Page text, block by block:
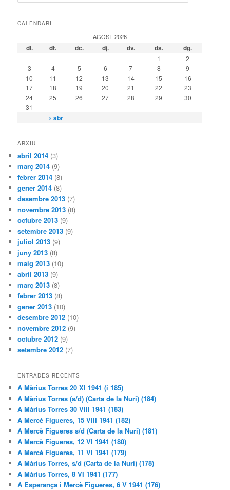
CALENDARI
AGOST 2026
dl. dt. dc. dj. dv. ds. dg.
« abr
1
2
3
4 5 6 7 8
9
10
11 12 13 14 15
16
17
18 19 20 21 22
23
24
25 26 27 28 29
30
31
ARXIU
abril 2014 (3)
març 2014 (9)
febrer 2014 (8)
gener 2014 (8)
desembre 2013 (7)
novembre 2013 (8)
octubre 2013 (9)
setembre 2013 (9)
juliol 2013 (9)
juny 2013 (8)
maig 2013 (10)
abril 2013 (9)
març 2013 (8)
febrer 2013 (8)
gener 2013 (10)
desembre 2012 (10)
novembre 2012 (9)
octubre 2012 (9)
setembre 2012 (7)
ENTRADES RECENTS
A Màrius Torres 20 XI 1941 (i 185)
A Màrius Torres (s/d) (Carta de la Nuri) (184)
A Màrius Torres 30 VIII 1941 (183)
A Mercè Figueres, 15 VIII 1941 (182)
A Mercè Figueres s/d (Carta de la Nuri) (181)
A Mercè Figueres, 12 VI 1941 (180)
A Mercè Figueres, 11 VI 1941 (179)
A Màrius Torres, s/d (Carta de la Nuri) (178)
A Màrius Torres, 8 VI 1941 (177)
A Esperança i Mercè Figueres, 6 V 1941 (176)